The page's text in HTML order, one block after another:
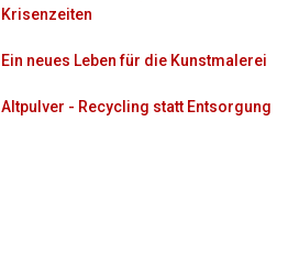
Krisenzeiten
Ein neues Leben für die Kunstmalerei
Altpulver - Recycling statt Entsorgung